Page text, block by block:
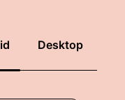
Desktop